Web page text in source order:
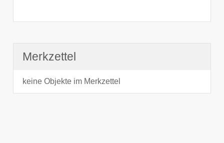
Merkzettel
keine Objekte im Merkzettel